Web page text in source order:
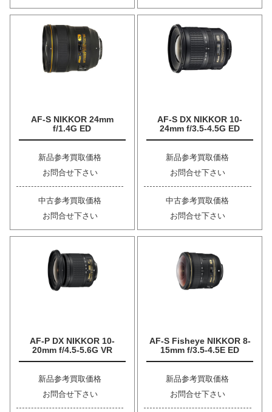
AF-S NIKKOR 24mm
f/1.4G ED
新品参考買取価格
お問合せ下さい
中古参考買取価格
お問合せ下さい
AF-S DX NIKKOR 10-
24mm f/3.5-4.5G ED
新品参考買取価格
お問合せ下さい
中古参考買取価格
お問合せ下さい
AF-P DX NIKKOR 10-
20mm f/4.5-5.6G VR
新品参考買取価格
お問合せ下さい
AF-S Fisheye NIKKOR 8-
15mm f/3.5-4.5E ED
新品参考買取価格
お問合せ下さい